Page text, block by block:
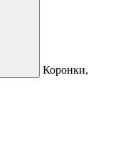
Коронки,